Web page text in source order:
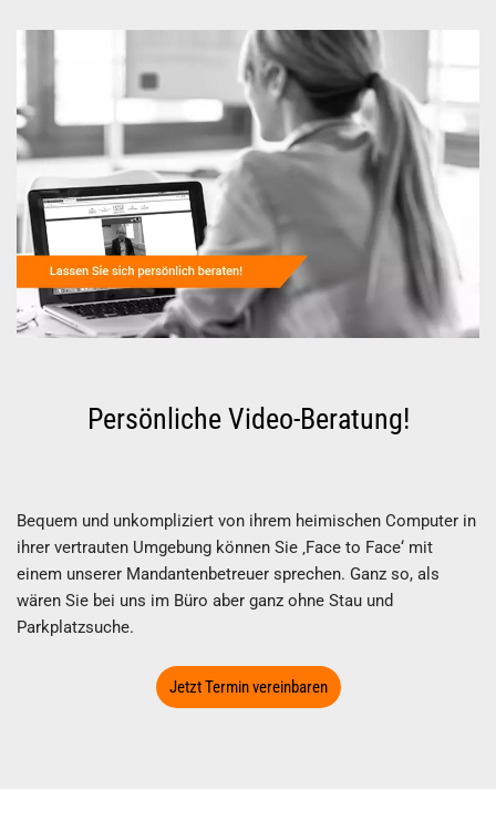
Persönliche Video-Beratung!
Bequem und unkompliziert von ihrem heimischen Computer in
ihrer vertrauten Umgebung können Sie ‚Face to Face‘ mit
einem unserer Mandantenbetreuer sprechen. Ganz so, als
wären Sie bei uns im Büro aber ganz ohne Stau und
Parkplatzsuche.
Jetzt Termin vereinbaren